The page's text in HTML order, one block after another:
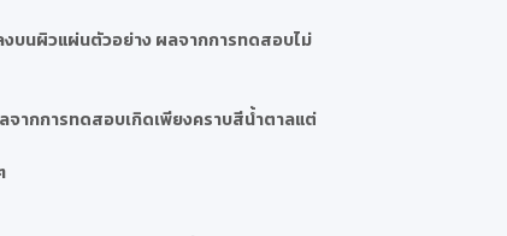
บนผิวแผ่นตัวอย่าง ผลจากการทดสอบไม่
ากการทดสอบเกิดเพียงคราบสีน้ำตาลแต่